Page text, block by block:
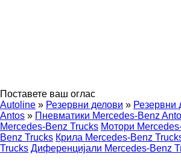
Поставете ваш оглас
Autoline » Резервни делови » Резервни
Antos » Пневматики Mercedes-Benz
Mercedes-Benz Trucks Мотори
Benz Trucks Крила Mercedes-Benz
Trucks Диференцијали Mercedes-Benz